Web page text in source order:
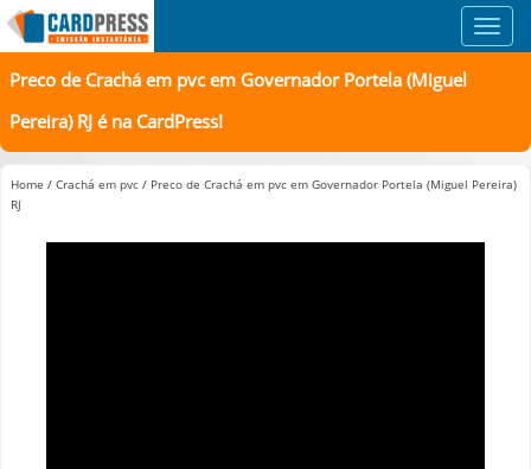
Preco de Crachá em pvc em Governador Portela (Miguel
Pereira) RJ é na CardPress!
Home / Crachá em pvc / Preco de Crachá em pvc em Governador Portela (Miguel Pereira)
RJ